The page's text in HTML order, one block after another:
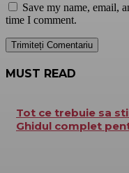
Save my name, email,
time I comment.
MUST READ
Tot ce trebuie sa
Ghidul complet